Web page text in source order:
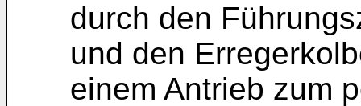
durch den
und den
einem Antrieb zum